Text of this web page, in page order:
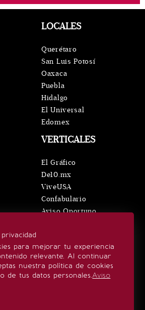
para mejorar tu experiencia
relevante. Al continuar
nuestra política de cookies
de tus datos personales.Aviso
VERTICALES
El Gráfico
De10.mx
ViveUSA
Confabulario
Aviso Oportuno
LOCALES
Querétaro
San Luis Potosí
Oaxaca
Puebla
Hidalgo
El Universal
Edomex
SÍGUENOS